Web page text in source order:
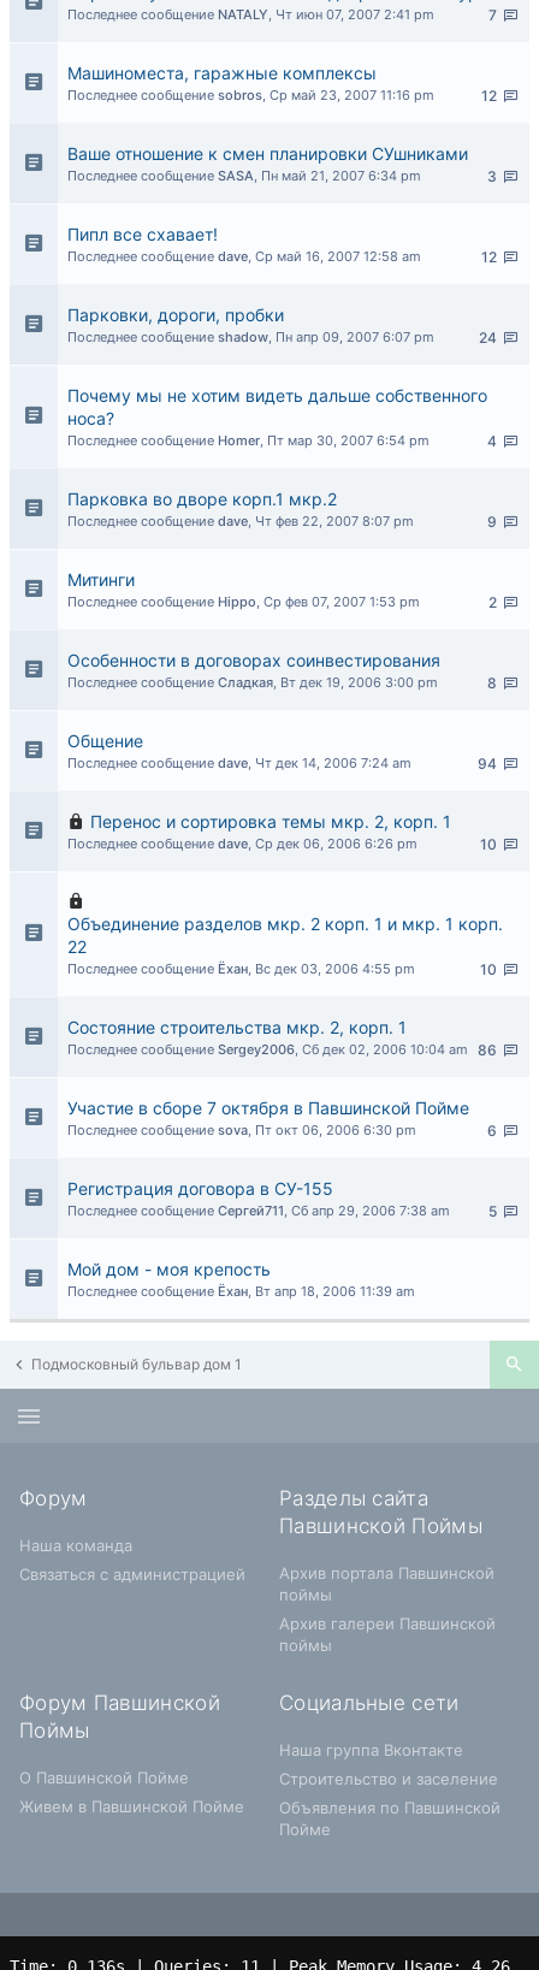
7
Последнее сообщение NATALY, Чт июн 07, 2007 2:41 pm
Машиноместа, гаражные комплексы
12
Последнее сообщение sobros, Ср май 23, 2007 11:16 pm
Ваше отношение к смен планировки СУшниками
3
Последнее сообщение SASA, Пн май 21, 2007 6:34 pm
Пипл все схавает!
12
Последнее сообщение dave, Ср май 16, 2007 12:58 am
Парковки, дороги, пробки
24
Последнее сообщение shadow, Пн апр 09, 2007 6:07 pm
Почему мы не хотим видеть дальше собственного
носа?
4
Последнее сообщение Homer, Пт мар 30, 2007 6:54 pm
Парковка во дворе корп.1 мкр.2
9
Последнее сообщение dave, Чт фев 22, 2007 8:07 pm
Митинги
2
Последнее сообщение Hippo, Ср фев 07, 2007 1:53 pm
Особенности в договорах соинвестирования
8
Последнее сообщение Сладкая, Вт дек 19, 2006 3:00 pm
Общение
94
Последнее сообщение dave, Чт дек 14, 2006 7:24 am
Перенос и сортировка темы мкр. 2, корп. 1
10
Последнее сообщение dave, Ср дек 06, 2006 6:26 pm
Объединение разделов мкр. 2 корп. 1 и мкр. 1 корп.
22
10
Последнее сообщение Ёхан, Вс дек 03, 2006 4:55 pm
Состояние строительства мкр. 2, корп. 1
86
Последнее сообщение Sergey2006, Сб дек 02, 2006 10:04 am
Участие в сборе 7 октября в Павшинской Пойме
6
Последнее сообщение sova, Пт окт 06, 2006 6:30 pm
Регистрация договора в СУ-155
5
Последнее сообщение Сергей711, Сб апр 29, 2006 7:38 am
Мой дом - моя крепость
Последнее сообщение Ёхан, Вт апр 18, 2006 11:39 am
Подмосковный бульвар дом 1
Форум
Наша команда
Связаться с администрацией
Разделы сайта
Павшинской Поймы
Архив портала Павшинской
поймы
Архив галереи Павшинской
поймы
Форум Павшинской
Поймы
О Павшинской Пойме
Живем в Павшинской Пойме
Социальные сети
Наша группа Вконтакте
Строительство и заселение
Объявления по Павшинской
Пойме